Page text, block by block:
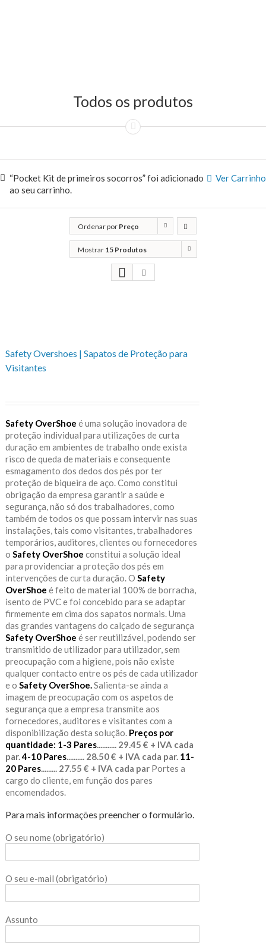
Todos os produtos
Ver Carrinho
“Pocket Kit de primeiros socorros” foi adicionado
ao seu carrinho.
Ordenar por Preço
Mostrar 15 Produtos
Safety Overshoes | Sapatos de Proteção para
Visitantes
Safety OverShoe é uma solução inovadora de
proteção individual para utilizações de curta
duração em ambientes de trabalho onde exista
risco de queda de materiais e consequente
esmagamento dos dedos dos pés por ter
proteção de biqueira de aço. Como constitui
obrigação da empresa garantir a saúde e
segurança, não só dos trabalhadores, como
também de todos os que possam intervir nas suas
instalações, tais como visitantes, trabalhadores
temporários, auditores, clientes ou fornecedores
o Safety OverShoe constitui a solução ideal
para providenciar a proteção dos pés em
intervenções de curta duração. O Safety
OverShoe é feito de material 100% de borracha,
isento de PVC e foi concebido para se adaptar
firmemente em cima dos sapatos normais. Uma
das grandes vantagens do calçado de segurança
Safety OverShoe é ser reutilizável, podendo ser
transmitido de utilizador para utilizador, sem
preocupação com a higiene, pois não existe
qualquer contacto entre os pés de cada utilizador
e o Safety OverShoe. Salienta-se ainda a
imagem de preocupação com os aspetos de
segurança que a empresa transmite aos
fornecedores, auditores e visitantes com a
disponibilização desta solução. Preços por
quantidade: 1-3 Pares........... 29.45 € + IVA cada
par. 4-10 Pares.......... 28.50 € + IVA cada par. 11-
20 Pares......... 27.55 € + IVA cada parPortes a
cargo do cliente, em função dos pares
encomendados.
Para mais informações preencher o formulário.
O seu nome (obrigatório)
O seu e-mail (obrigatório)
Assunto